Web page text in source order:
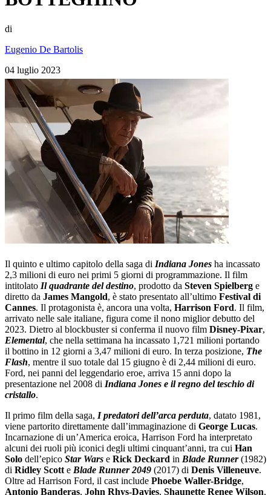
di
Eugenio De Bartolis
04 luglio 2023
Il quinto e ultimo capitolo della saga di Indiana Jones ha incassato
2,3 milioni di euro nei primi 5 giorni di programmazione. Il film
intitolato Il quadrante del destino, prodotto da Steven Spielberg e
diretto da James Mangold, è stato presentato all’ultimo Festival di
Cannes. Il protagonista è, ancora una volta, Harrison Ford. Il film,
arrivato nelle sale italiane, figura come il nono miglior debutto del
2023. Dietro al blockbuster si conferma il nuovo film Disney-Pixar,
Elemental, che nella settimana ha incassato 1,721 milioni portando
il bottino in 12 giorni a 3,47 milioni di euro. In terza posizione, The
Flash, mentre il suo totale dal 15 giugno è di 2,44 milioni di euro.
Ford, nei panni del leggendario eroe, arriva 15 anni dopo la
presentazione nel 2008 di Indiana Jones e il regno del teschio di
cristallo.
Il primo film della saga, I predatori dell’arca perduta, datato 1981,
viene partorito direttamente dall’immaginazione di George Lucas.
Incarnazione di un’America eroica, Harrison Ford ha interpretato
alcuni dei ruoli più iconici degli ultimi cinquant’anni, tra cui Han
Solo dell’epico Star Wars e Rick Deckard in Blade Runner(1982)
di Ridley Scott e Blade Runner 2049 (2017) di Denis Villeneuve.
Oltre ad Harrison Ford, il cast include Phoebe Waller-Bridge,
Antonio Banderas, John Rhys-Davies, Shaunette Renee Wilson,